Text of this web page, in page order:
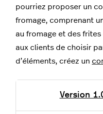
pourriez proposer un
fromage, comprenant
au fromage et des
aux clients de choisir
d’éléments, créez un
Version